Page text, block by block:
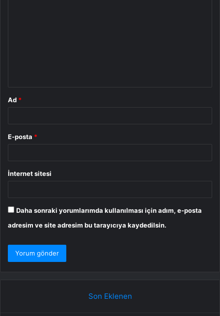
Ad *
E-posta *
İnternet sitesi
Daha sonraki yorumlarımda kullanılması için adım, e-posta
adresim ve site adresim bu tarayıcıya kaydedilsin.
Son Eklenen